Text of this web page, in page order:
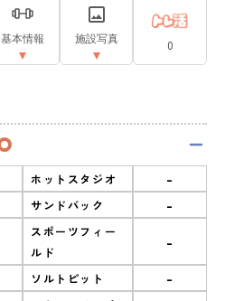
基本情報 施設写真 0
ホットスタジオ -
サンドバック -
スポーツフィー
ルド
-
ソルトピット -